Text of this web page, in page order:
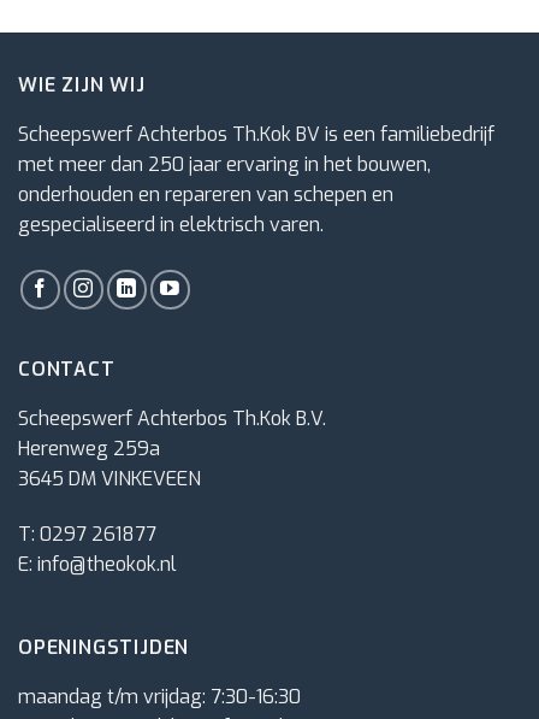
WIE ZIJN WIJ
Scheepswerf Achterbos Th.Kok BV is een familiebedrijf
met meer dan 250 jaar ervaring in het bouwen,
onderhouden en repareren van schepen en
gespecialiseerd in elektrisch varen.
CONTACT
Scheepswerf Achterbos Th.Kok B.V.
Herenweg 259a
3645 DM VINKEVEEN
T: 0297 261877
E: info@theokok.nl
OPENINGSTIJDEN
maandag t/m vrijdag: 7:30-16:30